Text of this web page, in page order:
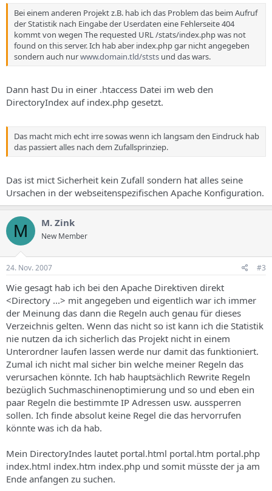
Bei einem anderen Projekt z.B. hab ich das Problem das beim Aufruf
der Statistik nach Eingabe der Userdaten eine Fehlerseite 404
kommt von wegen The requested URL /stats/index.php was not
found on this server. Ich hab aber index.php gar nicht angegeben
sondern auch nurwww.domain.tld/ststs und das wars.
Dann hast Du in einer .htaccess Datei im web den
DirectoryIndex auf index.php gesetzt.
Das macht mich echt irre sowas wenn ich langsam den Eindruck hab
das passiert alles nach dem Zufallsprinziep.
Das ist mict Sicherheit kein Zufall sondern hat alles seine
Ursachen in der webseitenspezifischen Apache Konfiguration.
M M. Zink
New Member
24. Nov. 2007 #3
Wie gesagt hab ich bei den Apache Direktiven direkt
<Directory ...> mit angegeben und eigentlich war ich immer
der Meinung das dann die Regeln auch genau für dieses
Verzeichnis gelten. Wenn das nicht so ist kann ich die Statistik
nie nutzen da ich sicherlich das Projekt nicht in einem
Unterordner laufen lassen werde nur damit das funktioniert.
Zumal ich nicht mal sicher bin welche meiner Regeln das
verursachen könnte. Ich hab hauptsächlich Rewrite Regeln
bezüglich Suchmaschinenoptimierung und so und eben ein
paar Regeln die bestimmte IP Adressen usw. aussperren
sollen. Ich finde absolut keine Regel die das hervorrufen
könnte was ich da hab.
Mein DirectoryIndes lautet portal.html portal.htm portal.php
index.html index.htm index.php und somit müsste der ja am
Ende anfangen zu suchen.